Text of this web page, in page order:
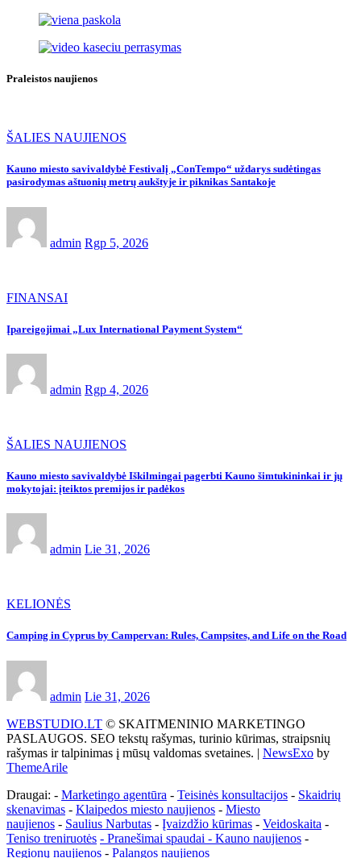
Praleistos naujienos
ŠALIES NAUJIENOS
Kauno miesto savivaldybė Festivalį „ConTempo“ uždarys sudėtingas
pasirodymas aštuonių metrų aukštyje ir piknikas Santakoje
admin Rgp 5, 2026
FINANSAI
Įpareigojimai „Lux International Payment System“
admin Rgp 4, 2026
ŠALIES NAUJIENOS
Kauno miesto savivaldybė Iškilmingai pagerbti Kauno šimtukininkai ir jų
mokytojai: įteiktos premijos ir padėkos
admin Lie 31, 2026
KELIONĖS
Camping in Cyprus by Campervan: Rules, Campsites, and Life on the Road
admin Lie 31, 2026
WEBSTUDIO.LT © SKAITMENINIO MARKETINGO
PASLAUGOS. SEO tekstų rašymas, turinio kūrimas, straipsnių
rašymas ir talpinimas į mūsų valdomas svetaines. | NewsExo by
ThemeArile
Draugai: - Marketingo agentūra - Teisinės konsultacijos - Skaidrių
skenavimas - Klaipedos miesto naujienos - Miesto
naujienos - Saulius Narbutas - Įvaizdžio kūrimas - Veidoskaita -
Teniso treniruotės - Pranešimai spaudai - Kauno naujienos -
Regionų naujienos - Palangos naujienos